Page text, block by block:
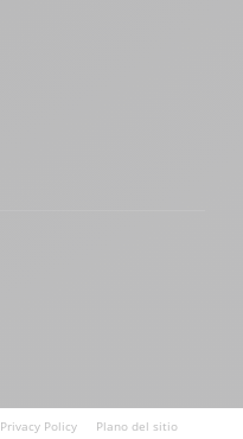
Privacy Policy Plano del sitio